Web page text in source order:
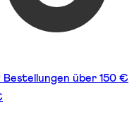
über 150 €